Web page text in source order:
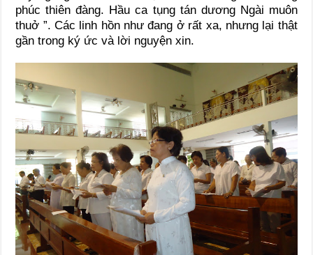
phúc thiên đàng. Hầu ca tụng tán dương Ngài muôn
thuở ”. Các linh hồn như đang ở rất xa, nhưng lại thật
gần trong ký ức và lời nguyện xin.